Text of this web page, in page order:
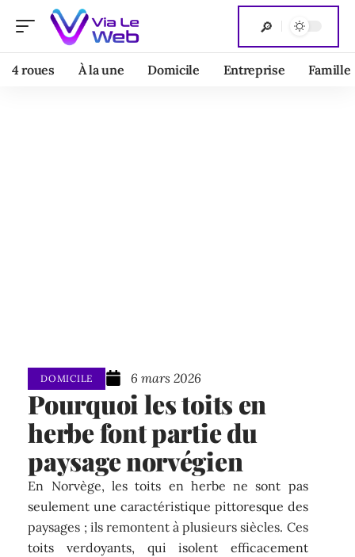
4 roues À la une Domicile Entreprise Famille
DOMICILE 6 mars 2026
Pourquoi les toits en
herbe font partie du
paysage norvégien
En Norvège, les toits en herbe ne sont pas
seulement une caractéristique pittoresque des
paysages ; ils remontent à plusieurs siècles. Ces
toits verdoyants, qui isolent efficacement